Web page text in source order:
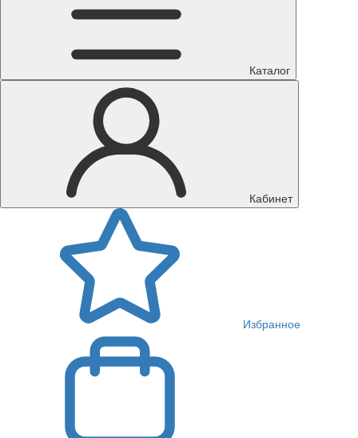
Каталог
Кабинет
Избранное